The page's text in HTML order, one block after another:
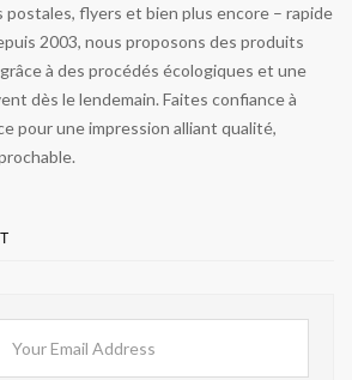
flyers et bien plus encore – rapide
2003, nous proposons des produits
à des procédés écologiques et une
dès le lendemain. Faites confiance à
pour une impression alliant qualité,